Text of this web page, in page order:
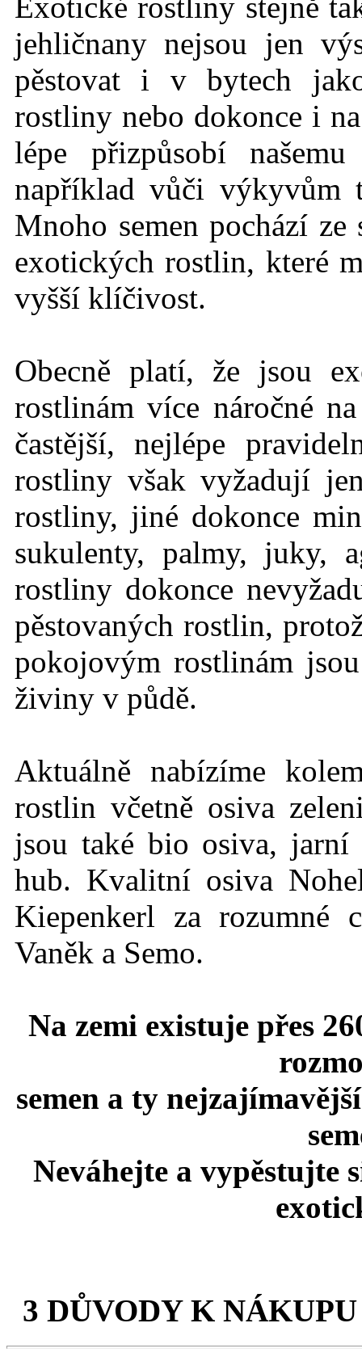
Exotické rostliny stejně
jehličnany nejsou jen
pěstovat i v bytech
rostliny nebo dokonce i
lépe přizpůsobí
například vůči výkyvům
Mnoho semen pochází ze
exotických rostlin, které
vyšší klíčivost.
Obecně platí, že jsou
rostlinám více náročné
častější, nejlépe
rostliny však vyžadují
rostliny, jiné dokonce
sukulenty, palmy, juky,
rostliny dokonce
pěstovaných rostlin,
pokojovým rostlinám
živiny v půdě.
Aktuálně nabízíme
rostlin včetně osiva
jsou také bio osiva,
hub. Kvalitní osiva
Kiepenkerl za rozumné
Vaněk a Semo.
Na zemi existuje přes
semen a ty
Neváhejte a vypěstujte
3 DŮVODY K